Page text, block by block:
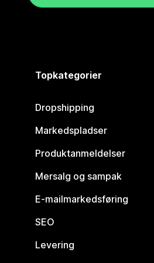
Topkategorier
Dropshipping
Markedspladser
Produktanmeldelser
Mersalg og sampak
E-mailmarkedsføring
SEO
Levering